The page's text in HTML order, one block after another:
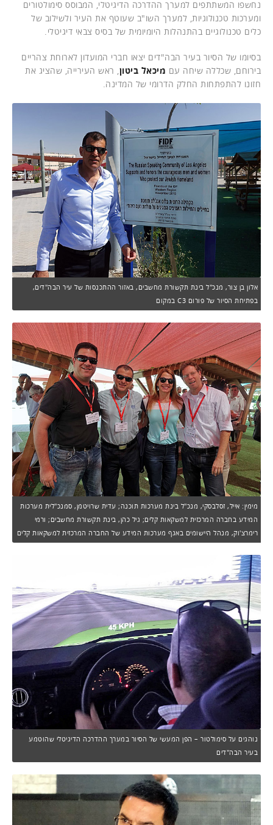
נחשפו המשתתפים למערך ההדרכה הדיגיטלי, המבוסס סימולטורים
ומערכות טכנולוגיות, למערך השו"ב שעוטף את העיר ולשילוב של
כלים טכנולוגיים בהתנהלות היומיומית של בסיס צבאי דיגיטלי.
בסיומו של הסיור בעיר הבה"דים יצאו חברי המועדון לארוחת צהריים
בירוחם, שכללה שיחה עם מיכאל ביטון, ראש העירייה, שהציג את
חזונו להתפתחות החלק הדרומי של המדינה.
אלון בן צור, מנכ"ל בינת תקשורת מחשבים, באזור ההתכנסות של עיר הבה"דים,
בפתיחת הסיור של פורום C3 במקום
מימין: אייל, זסלבסקי, מנכ"ל בינת מערכות תוכנה; עדית שרויטמן, סמנכ"לית מערכות
המידע בחברה המרכזית למשקאות קלים; גיל כהן, בינת תקשורת מחשבים; ורמי
רימרצ'וק, מנהל היישומים באגף מערכות המידע של החברה המרכזית למשקאות קלים
נוהגים על סימולטור – הפן המעשי של הסיור במערך ההדרכה הדיגיטלי שהוטמע
בעיר הבה"דים